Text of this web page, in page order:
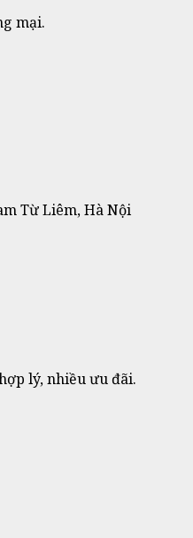
mại.
Từ Liêm, Hà Nội
lý, nhiều ưu đãi.